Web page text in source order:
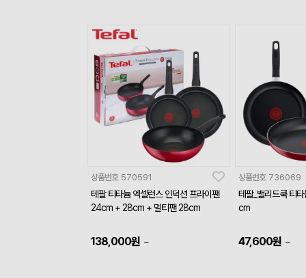
상품번호 570591
테팔 티타늄 엑셀런스 인덕션 프라이팬
24cm + 28cm + 멀티팬 28cm
138,000원 ~
상품번호 736069
테팔_밸리드쿡 티
cm
47,600원 ~